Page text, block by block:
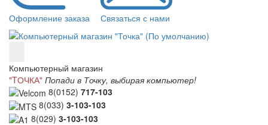
Оформление заказа Связаться с нами
Компьютерный магазин
"TОЧКА" Попади в Точку, выбирая компьютер!
8(0152) 717-103
8(033) 3-103-103
8(029) 3-103-103